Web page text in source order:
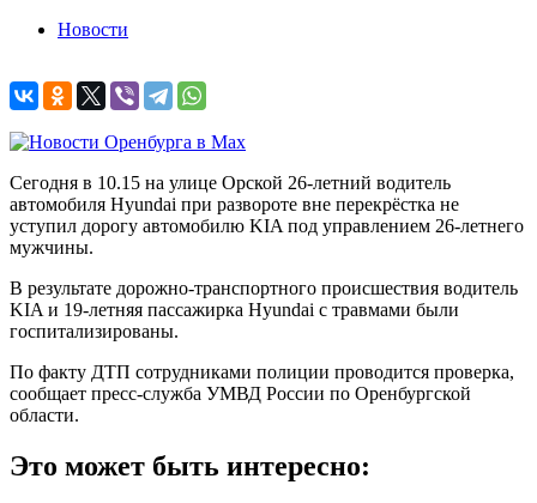
Новости
Сегодня в 10.15 на улице Орской 26-летний водитель
автомобиля Hyundai при развороте вне перекрёстка не
уступил дорогу автомобилю KIA под управлением 26-летнего
мужчины.
В результате дорожно-транспортного происшествия водитель
KIA и 19-летняя пассажирка Hyundai с травмами были
госпитализированы.
По факту ДТП сотрудниками полиции проводится проверка,
сообщает пресс-служба УМВД России по Оренбургской
области.
Это может быть интересно: